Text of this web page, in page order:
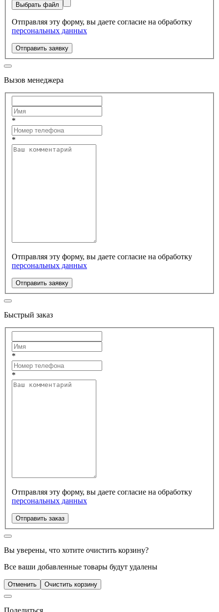
Выбрать файл
Отправляя эту форму, вы даете согласие на обработку
персональных данных
Отправить заявку
Вызов менеджера
*
*
Отправляя эту форму, вы даете согласие на обработку
персональных данных
Отправить заявку
Быстрый заказ
*
*
Отправляя эту форму, вы даете согласие на обработку
персональных данных
Отправить заказ
Вы уверены, что хотите очистить корзину?
Все ваши добавленные товары будут удалены
Отменить Очистить корзину
Поделиться